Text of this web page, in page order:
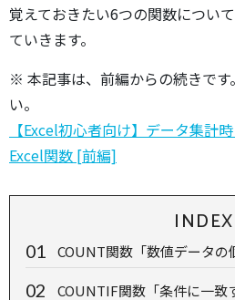
覚えておきたい6つの関数につい
ていきます。
※ 本記事は、前編からの続きです
い。
【Excel初心者向け】データ集計
Excel関数 [前編]
INDEX
COUNT関数「数値データの
COUNTIF関数「条件に一致